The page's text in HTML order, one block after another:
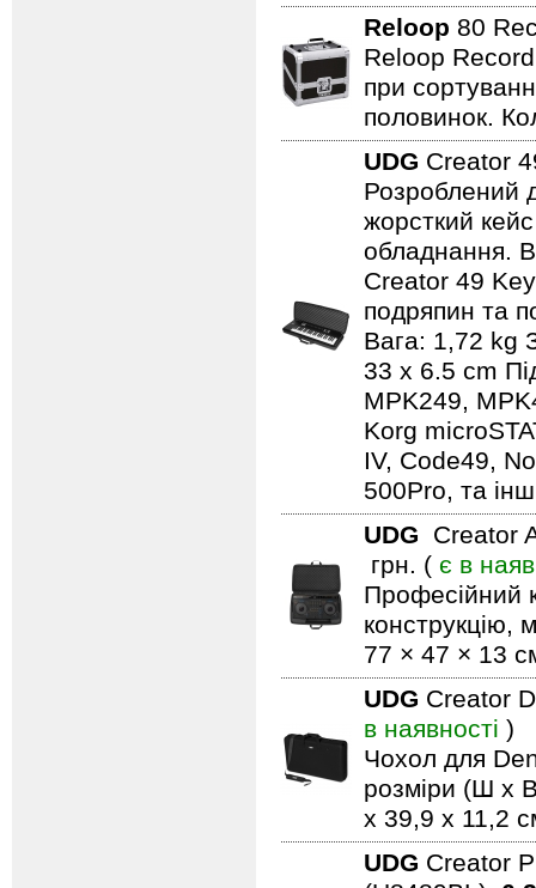
Reloop 80
Reloop
при
половинок.
UDG Creator
Розроблений
жорсткий
обладнання.
Creator 49
подряпин та
Вага: 1,72 kg
33 x 6.5 cm
MPK249,
Korg
IV, Code49,
500Pro, та
UDG Creator
грн. ( є в
Професійний
конструкцію,
77 × 47 × 13
UDG Creator
в наявності )
Чохол для
розміри (Ш x
x 39,9 x 11,2
UDG Creator